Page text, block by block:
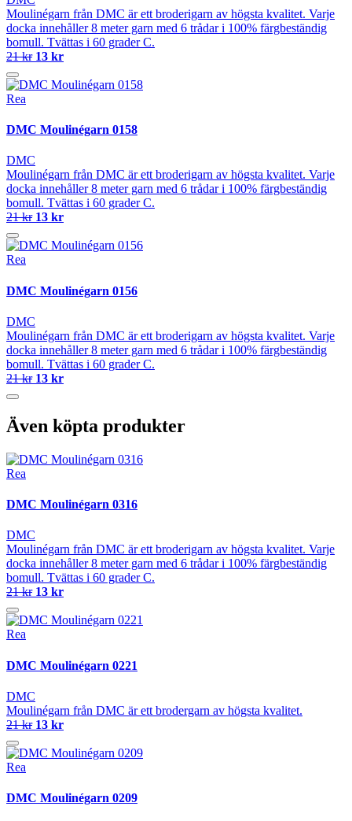
Moulinégarn från DMC är ett broderigarn av högsta kvalitet. Varje
docka innehåller 8 meter garn med 6 trådar i 100% färgbeständig
bomull. Tvättas i 60 grader C.
21 kr 13 kr
Rea
DMC Moulinégarn 0158
DMC
Moulinégarn från DMC är ett broderigarn av högsta kvalitet. Varje
docka innehåller 8 meter garn med 6 trådar i 100% färgbeständig
bomull. Tvättas i 60 grader C.
21 kr 13 kr
Rea
DMC Moulinégarn 0156
DMC
Moulinégarn från DMC är ett broderigarn av högsta kvalitet. Varje
docka innehåller 8 meter garn med 6 trådar i 100% färgbeständig
bomull. Tvättas i 60 grader C.
21 kr 13 kr
Även köpta produkter
Rea
DMC Moulinégarn 0316
DMC
Moulinégarn från DMC är ett broderigarn av högsta kvalitet. Varje
docka innehåller 8 meter garn med 6 trådar i 100% färgbeständig
bomull. Tvättas i 60 grader C.
21 kr 13 kr
Rea
DMC Moulinégarn 0221
DMC
Moulinégarn från DMC är ett brodergarn av högsta kvalitet.
21 kr 13 kr
Rea
DMC Moulinégarn 0209